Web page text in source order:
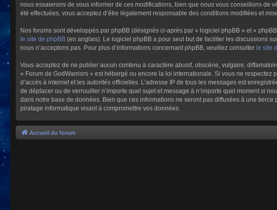
nous essaierons de vous informer de ces modifications, bien que nous vous conseillons de
été effectuées, vous acceptez d’être légalement responsable des conditions modifiées et
Nos forums sont développés par phpBB (désignés ci-après par « logiciel phpBB » et «
le site de phpBB (en anglais). Le logiciel phpBB a pour seul but de faciliter les discussions
nous n’acceptons pas. Pour plus d’informations concernant phpBB, veuillez consulter le site
Vous acceptez de ne publier aucun contenu à caractère abusif, obscène, vulgaire,
« Forum de GodWarriors » est hébergé ou encore la loi internationale. Si vous ne
d’accès à internet et les autorités officielles. L’adresse IP de tous les messages est
de déplacer ou de verrouiller n’importe quel sujet et message à n’importe quel moment si
dans notre base de données. Bien que ces informations ne seront pas diffusées à une
piratage informatique visant à compromettre vos données.
Accueil du forum